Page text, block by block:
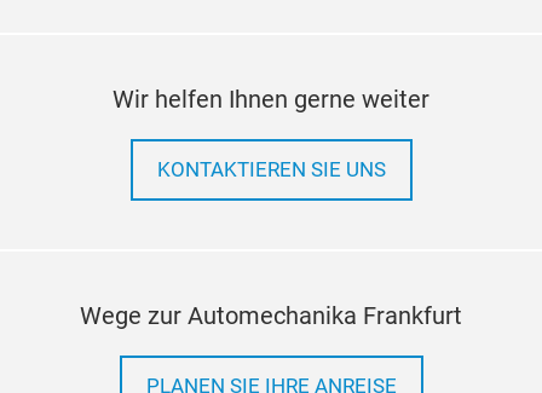
Wir helfen Ihnen gerne weiter
KONTAKTIEREN SIE UNS
Wege zur Automechanika Frankfurt
PLANEN SIE IHRE ANREISE